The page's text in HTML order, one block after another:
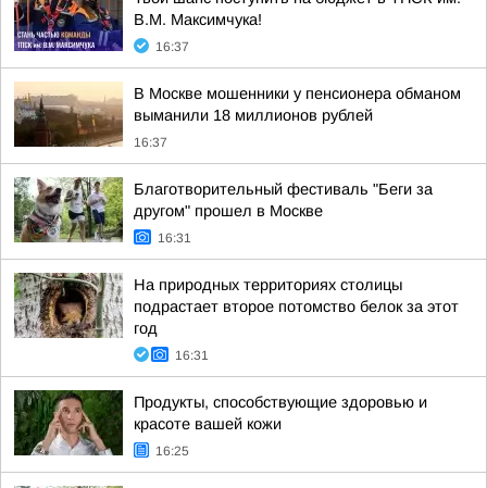
В.М. Максимчука!
16:37
В Москве мошенники у пенсионера обманом
выманили 18 миллионов рублей
16:37
Благотворительный фестиваль "Беги за
другом" прошел в Москве
16:31
На природных территориях столицы
подрастает второе потомство белок за этот
год
16:31
Продукты, способствующие здоровью и
красоте вашей кожи
16:25